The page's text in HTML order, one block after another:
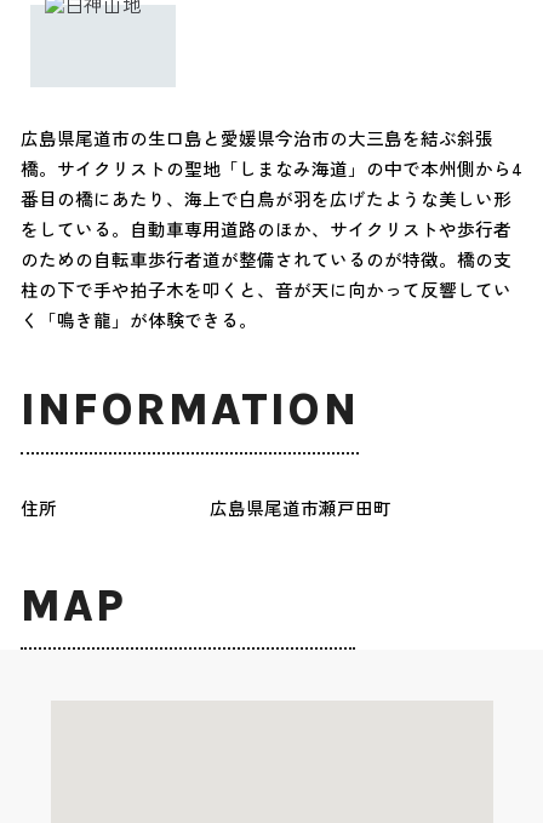
広島県尾道市の生口島と愛媛県今治市の大三島を結ぶ斜張
橋。サイクリストの聖地「しまなみ海道」の中で本州側から4
番目の橋にあたり、海上で白鳥が羽を広げたような美しい形
をしている。自動車専用道路のほか、サイクリストや歩行者
のための自転車歩行者道が整備されているのが特徴。橋の支
柱の下で手や拍子木を叩くと、音が天に向かって反響してい
く「鳴き龍」が体験できる。
INFORMATION
住所 広島県尾道市瀬戸田町
MAP